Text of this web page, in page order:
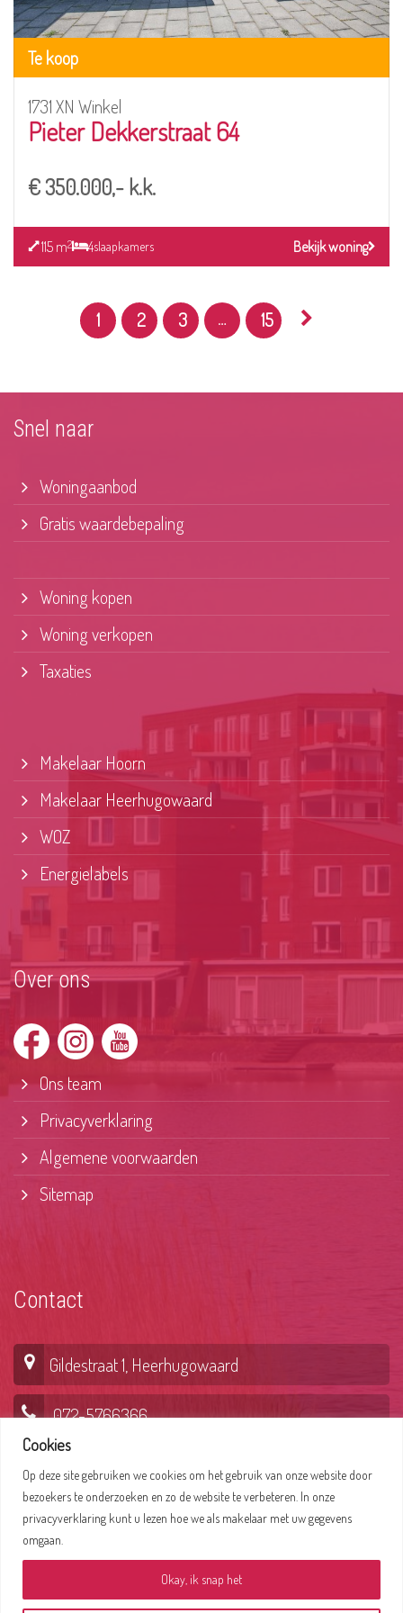
Cookies
Op deze site gebruiken we cookies om het gebruik van onze website door
bezoekers te onderzoeken en zo de website te verbeteren. In onze
privacyverklaring kunt u lezen hoe we als makelaar met uw gegevens
omgaan.
Okay, ik snap het
Te koop
1731 XN Winkel
Pieter Dekkerstraat 64
€ 350.000,- k.k.
115 m2 4slaapkamers Bekijk woning
1 2 3 … 15
Snel naar
Woningaanbod
Gratis waardebepaling
Woning kopen
Woning verkopen
Taxaties
Makelaar Hoorn
Makelaar Heerhugowaard
WOZ
Energielabels
Over ons
Ons team
Privacyverklaring
Algemene voorwaarden
Sitemap
Contact
Gildestraat 1, Heerhugowaard
072-5766366
Lepelaar 6, Hoorn
0229-235356